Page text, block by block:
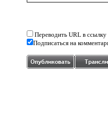
Переводить URL в ссылку
Подписаться на